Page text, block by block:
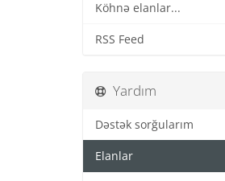
Köhnə elanlar...
RSS Feed
Yardım
Dəstək sorğularım
Elanlar